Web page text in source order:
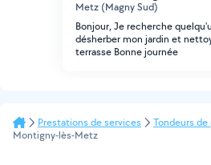
Metz (Magny Sud)
Bonjour, Je recherche
désherber mon jardin et
terrasse Bonne journée
Prestations de services Tondeurs
Montigny-lès-Metz